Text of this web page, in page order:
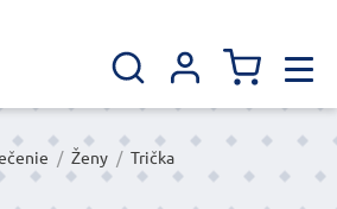
/ Ženy / Trička